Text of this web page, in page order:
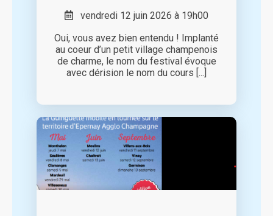
vendredi 12 juin 2026 à 19h00
Oui, vous avez bien entendu ! Implanté
au coeur d’un petit village champenois
de charme, le nom du festival évoque
avec dérision le nom du cours [...]